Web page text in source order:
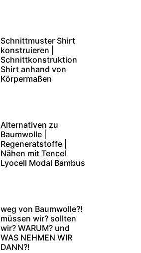
Schnittmuster Shirt
konstruieren |
Schnittkonstruktion
Shirt anhand von
Körpermaßen
Alternativen zu
Baumwolle |
Regeneratstoffe |
Nähen mit Tencel
Lyocell Modal Bambus
weg von Baumwolle?!
müssen wir? sollten
wir? WARUM? und
WAS NEHMEN WIR
DANN?!